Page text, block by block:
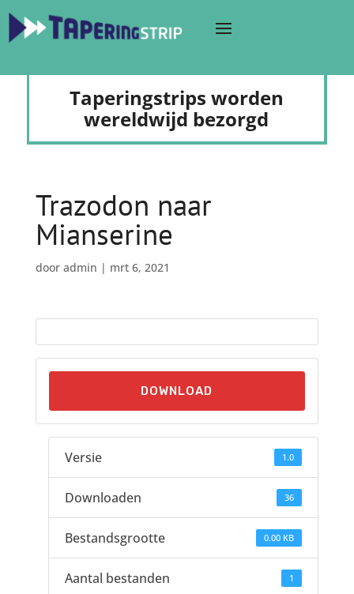
Taperingstrips worden
wereldwijd bezorgd
Trazodon naar
Mianserine
door admin | mrt 6, 2021
DOWNLOAD
Versie 1.0
Downloaden 36
Bestandsgrootte 0.00 KB
Aantal bestanden 1